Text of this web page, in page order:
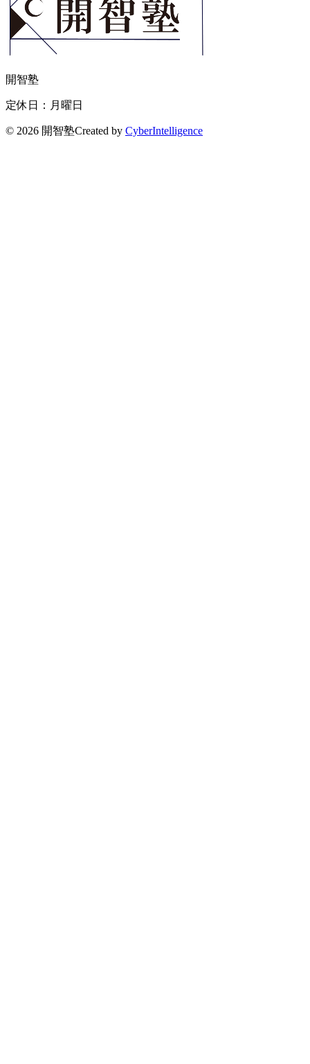
開智塾
定休日：月曜日
© 2026 開智塾Created by CyberIntelligence